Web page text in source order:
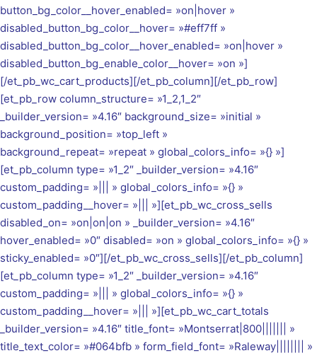
button_bg_color__hover_enabled= »on|hover »
disabled_button_bg_color__hover= »#eff7ff »
disabled_button_bg_color__hover_enabled= »on|hover »
disabled_button_bg_enable_color__hover= »on »]
[/et_pb_wc_cart_products][/et_pb_column][/et_pb_row]
[et_pb_row column_structure= »1_2,1_2″
_builder_version= »4.16″ background_size= »initial »
background_position= »top_left »
background_repeat= »repeat » global_colors_info= »{} »]
[et_pb_column type= »1_2″ _builder_version= »4.16″
custom_padding= »||| » global_colors_info= »{} »
custom_padding__hover= »||| »][et_pb_wc_cross_sells
disabled_on= »on|on|on » _builder_version= »4.16″
hover_enabled= »0″ disabled= »on » global_colors_info= »{} »
sticky_enabled= »0″][/et_pb_wc_cross_sells][/et_pb_column]
[et_pb_column type= »1_2″ _builder_version= »4.16″
custom_padding= »||| » global_colors_info= »{} »
custom_padding__hover= »||| »][et_pb_wc_cart_totals
_builder_version= »4.16″ title_font= »Montserrat|800||||||| »
title_text_color= »#064bfb » form_field_font= »Raleway|||||||| »